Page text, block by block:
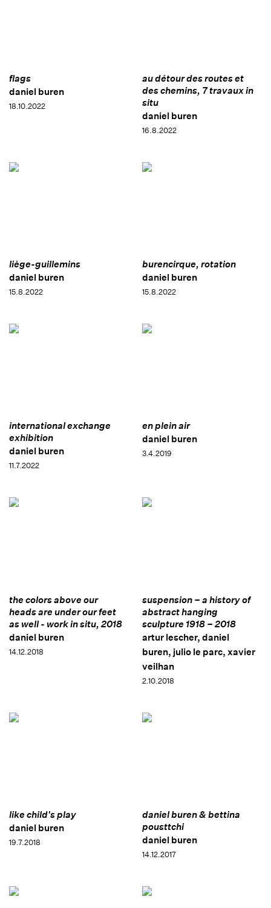
flags
daniel buren
18.10.2022
au détour des routes et
des chemins, 7 travaux in
situ
daniel buren
16.8.2022
liège-guillemins
daniel buren
15.8.2022
burencirque, rotation
daniel buren
15.8.2022
international exchange
exhibition
daniel buren
11.7.2022
en plein air
daniel buren
3.4.2019
the colors above our
heads are under our feet
as well - work in situ, 2018
daniel buren
14.12.2018
suspension – a history of
abstract hanging
sculpture 1918 – 2018
artur lescher, daniel
buren, julio le parc, xavier
veilhan
2.10.2018
like child's play
daniel buren
19.7.2018
daniel buren & bettina
pousttchi
daniel buren
14.12.2017